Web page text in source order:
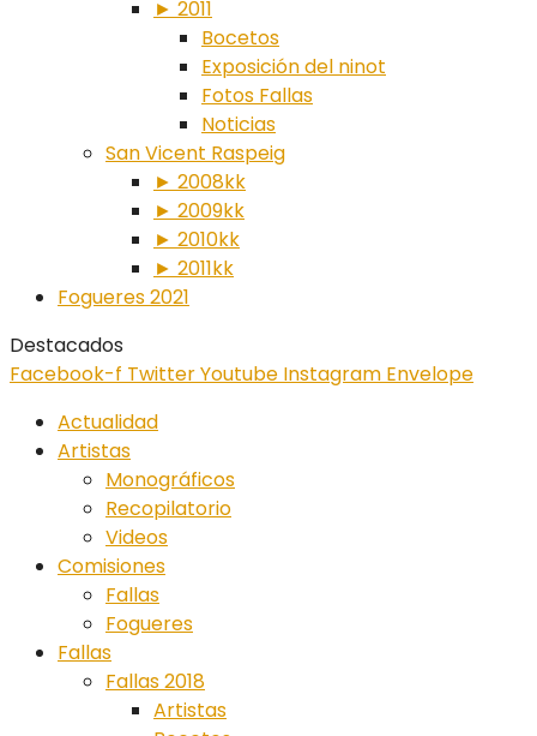
► 2011
Bocetos
Exposición del ninot
Fotos Fallas
Noticias
San Vicent Raspeig
► 2008kk
► 2009kk
► 2010kk
► 2011kk
Fogueres 2021
Destacados
Facebook-f TwitterYoutube Instagram Envelope
Actualidad
Artistas
Monográficos
Recopilatorio
Videos
Comisiones
Fallas
Fogueres
Fallas
Fallas 2018
Artistas